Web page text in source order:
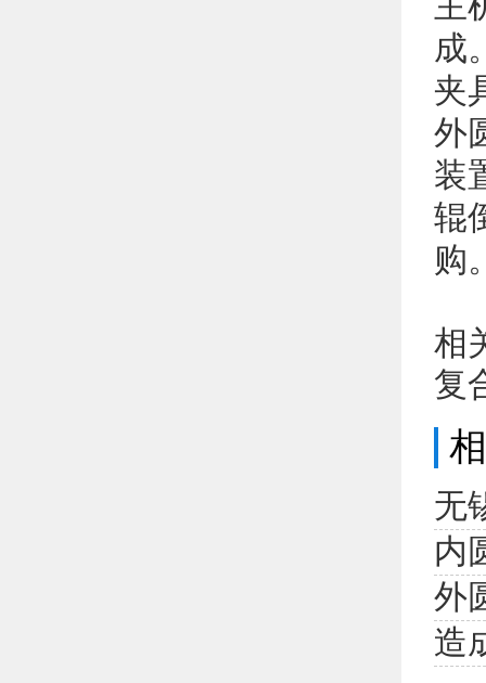
成
夹
外
装
辊
购
相
复
无
内
外
造